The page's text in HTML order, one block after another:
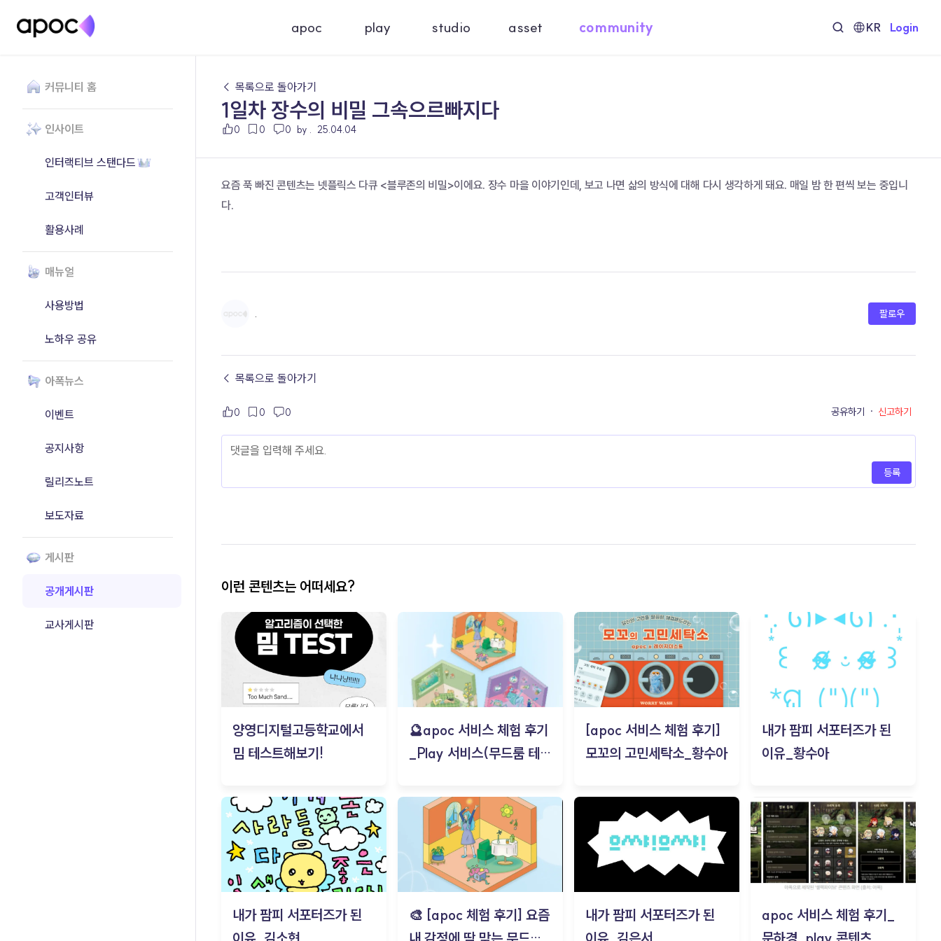
apoc play studio asset community KR Login
커뮤니티 홈
인사이트
인터랙티브 스탠다드
고객인터뷰
활용사례
매뉴얼
사용방법
노하우 공유
아폭뉴스
이벤트
공지사항
릴리즈노트
보도자료
게시판
공개게시판
교사게시판
← 목록으로 돌아가기
1일차 장수의 비밀 그속으르빠지다
0 0 0 by . 25.04.04
요즘 푹 빠진 콘텐츠는 넷플릭스 다큐 <블루존의 비밀>이에요. 장수 마을 이야기인데, 보고 나면 삶의 방식에 대해 다시 생각하게 돼요. 매일 밤 한 편씩 보는 중입니
다.
. 팔로우
← 목록으로 돌아가기
0 0 0 공유하기 · 신고하기
등록
이런 콘텐츠는 어떠세요?
양영디지털고등학교에서
밈 테스트해보기!
🔮apoc 서비스 체험 후기
_Play 서비스(무드룸 테스
[apoc 서비스 체험 후기]
모꼬의 고민세탁소_황수아
내가 팜피 서포터즈가 된
이유_황수아
내가 팜피 서포터즈가 된
🎨 [apoc 체험 후기] 요즘
내가 팜피 서포터즈가 된
apoc 서비스 체험 후기_